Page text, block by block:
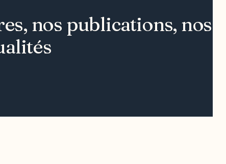
nos publications, nos